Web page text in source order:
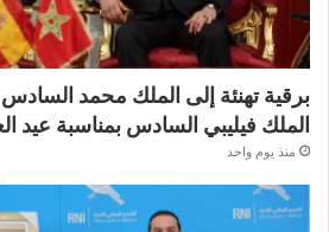
برقية تهنئة إلى الملك محمد
الملك فيليبي السادس بمناسبة عيد
منذ يوم واحد